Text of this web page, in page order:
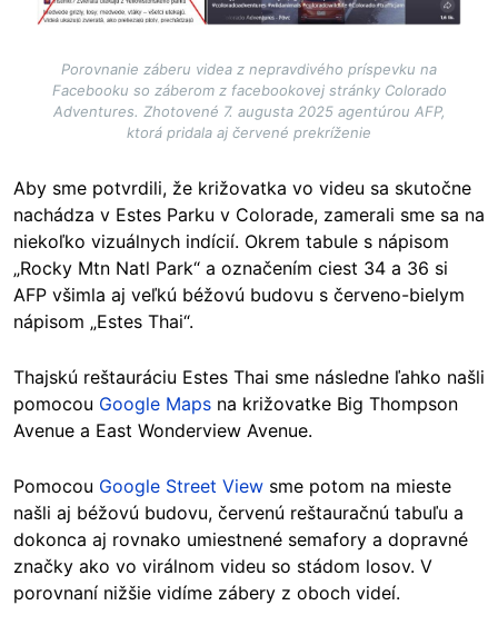
Porovnanie záberu videa z nepravdivého príspevku na
Facebooku so záberom z facebookovej stránky Colorado
Adventures. Zhotovené 7. augusta 2025 agentúrou AFP,
ktorá pridala aj červené prekríženie
Aby sme potvrdili, že križovatka vo videu sa skutočne
nachádza v Estes Parku v Colorade, zamerali sme sa na
niekoľko vizuálnych indícií. Okrem tabule s nápisom
„Rocky Mtn Natl Park“ a označením ciest 34 a 36 si
AFP všimla aj veľkú béžovú budovu s červeno-bielym
nápisom „Estes Thai“.
Thajskú reštauráciu Estes Thai sme následne ľahko našli
pomocou Google Maps na križovatke Big Thompson
Avenue a East Wonderview Avenue.
Pomocou Google Street View sme potom na mieste
našli aj béžovú budovu, červenú reštauračnú tabuľu a
dokonca aj rovnako umiestnené semafory a dopravné
značky ako vo virálnom videu so stádom losov. V
porovnaní nižšie vidíme zábery z oboch videí.